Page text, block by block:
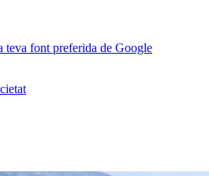
teva font preferida de Google